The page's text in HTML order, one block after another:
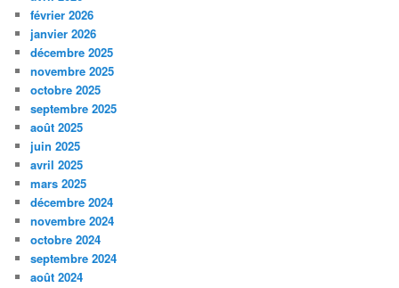
février 2026
janvier 2026
décembre 2025
novembre 2025
octobre 2025
septembre 2025
août 2025
juin 2025
avril 2025
mars 2025
décembre 2024
novembre 2024
octobre 2024
septembre 2024
août 2024